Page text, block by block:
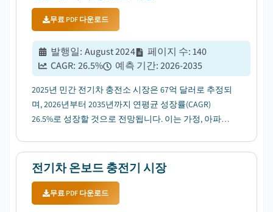
무료 PDF 다운로드
발행일: August 2024 페이지 수:140
CAGR: 26.5% 예측 기간:2026-2035
2025년 민간 전기차 충전소 시장은 67억 달러로 추정되
며, 2026년부터 2035년까지 연평균 성장률(CAGR)
26.5%로 성장할 것으로 전망됩니다. 이는 가정, 아파트,
전기차 온보드 충전기 시장
무료 PDF 다운로드